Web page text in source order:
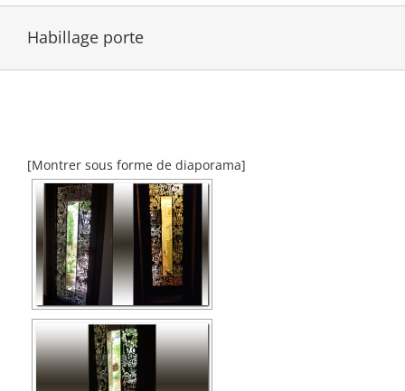
Habillage porte
[Montrer sous forme de diaporama]